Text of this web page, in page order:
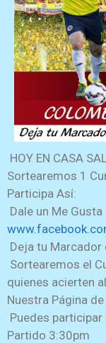
HOY EN CASA
Sortearemos 1
Participa Así:
Dale un Me Gusta
Deja tu
Sortearemos el
quienes acierten
Nuestra Página de
Puedes
Partido 3:30pm